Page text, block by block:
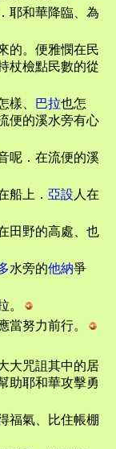
耶和華降臨、為
的。便雅憫在民
杖檢點民數的從
樣、 巴拉也怎
便的溪水旁有心
呢．在流便的溪
船上． 亞設 人在
田野的高處、也
水旁的他納爭
。
當努力前行。
大咒詛其中的居
助耶和華攻擊勇
福氣、比住帳棚